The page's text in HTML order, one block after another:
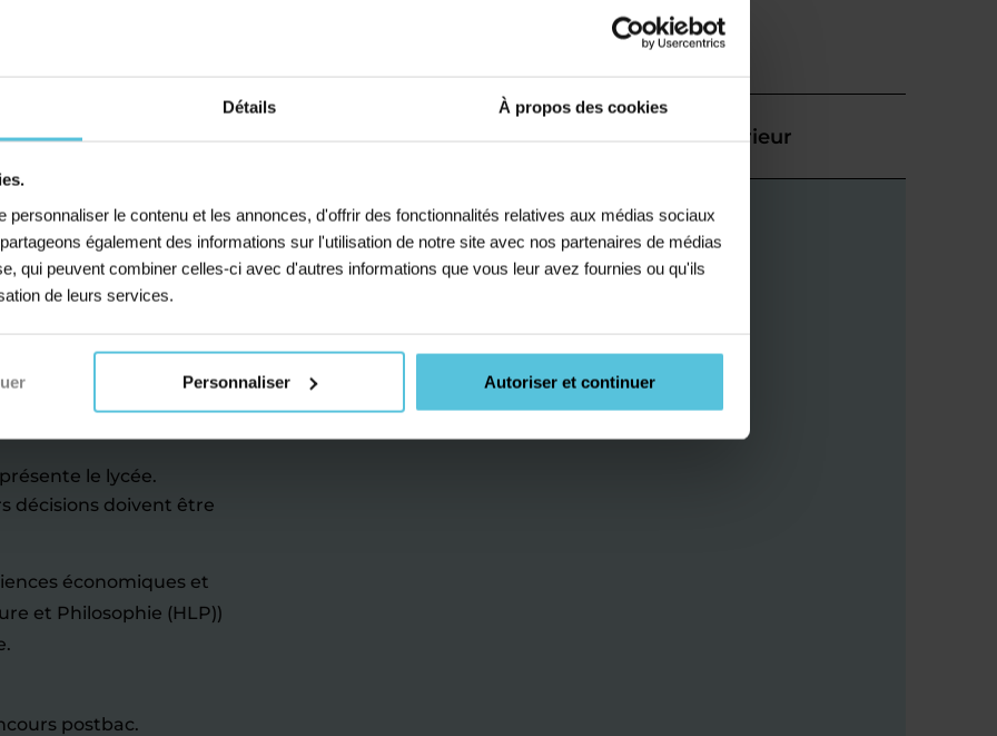
Détails À propos des cookies
personnaliser le contenu et les annonces, d'offrir des fonctionnalités relatives aux médias sociaux
également des informations sur l'utilisation de notre site avec nos partenaires de médias
qui peuvent combiner celles-ci avec d'autres informations que vous leur avez fournies ou qu'ils
de leurs services.
Personnaliser Autoriser et continuer
Collège Primaire Supérieur
lycée
de votre enfant.
le lycée.
décisions doivent être
économiques et
et Philosophie (HLP))
postbac.